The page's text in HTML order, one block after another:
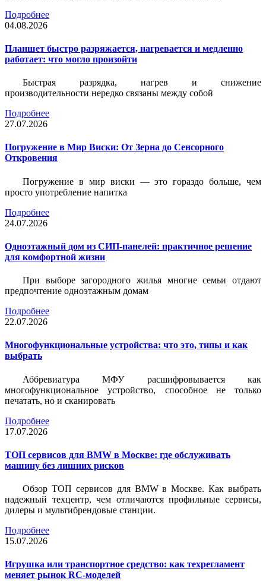
Подробнее
04.08.2026
Планшет быстро разряжается, нагревается и медленно
работает: что могло произойти
Быстрая разрядка, нагрев и снижение
производительности нередко связаны между собой
Подробнее
27.07.2026
Погружение в Мир Виски: От Зерна до Сенсорного
Откровения
Погружение в мир виски — это гораздо больше, чем
просто употребление напитка
Подробнее
24.07.2026
Одноэтажный дом из СИП-панелей: практичное решение
для комфортной жизни
При выборе загородного жилья многие семьи отдают
предпочтение одноэтажным домам
Подробнее
22.07.2026
Многофункциональные устройства: что это, типы и как
выбрать
Аббревиатура МФУ расшифровывается как
многофункциональное устройство, способное не только
печатать, но и сканировать
Подробнее
17.07.2026
ТОП сервисов для BMW в Москве: где обслуживать
машину без лишних рисков
Обзор ТОП сервисов для BMW в Москве. Как выбрать
надежный техцентр, чем отличаются профильные сервисы,
дилеры и мультибрендовые станции.
Подробнее
15.07.2026
Игрушка или транспортное средство: как техрегламент
меняет рынок RC-моделей